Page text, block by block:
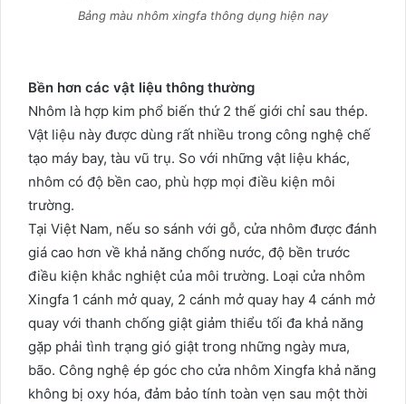
Bảng màu nhôm xingfa thông dụng hiện nay
Bền hơn các vật liệu thông thường
Nhôm là hợp kim phổ biến thứ 2 thế giới chỉ sau thép.
Vật liệu này được dùng rất nhiều trong công nghệ chế
tạo máy bay, tàu vũ trụ. So với những vật liệu khác,
nhôm có độ bền cao, phù hợp mọi điều kiện môi
trường.
Tại Việt Nam, nếu so sánh với gỗ, cửa nhôm được đánh
giá cao hơn về khả năng chống nước, độ bền trước
điều kiện khắc nghiệt của môi trường. Loại cửa nhôm
Xingfa 1 cánh mở quay, 2 cánh mở quay hay 4 cánh mở
quay với thanh chống giật giảm thiểu tối đa khả năng
gặp phải tình trạng gió giật trong những ngày mưa,
bão. Công nghệ ép góc cho cửa nhôm Xingfa khả năng
không bị oxy hóa, đảm bảo tính toàn vẹn sau một thời